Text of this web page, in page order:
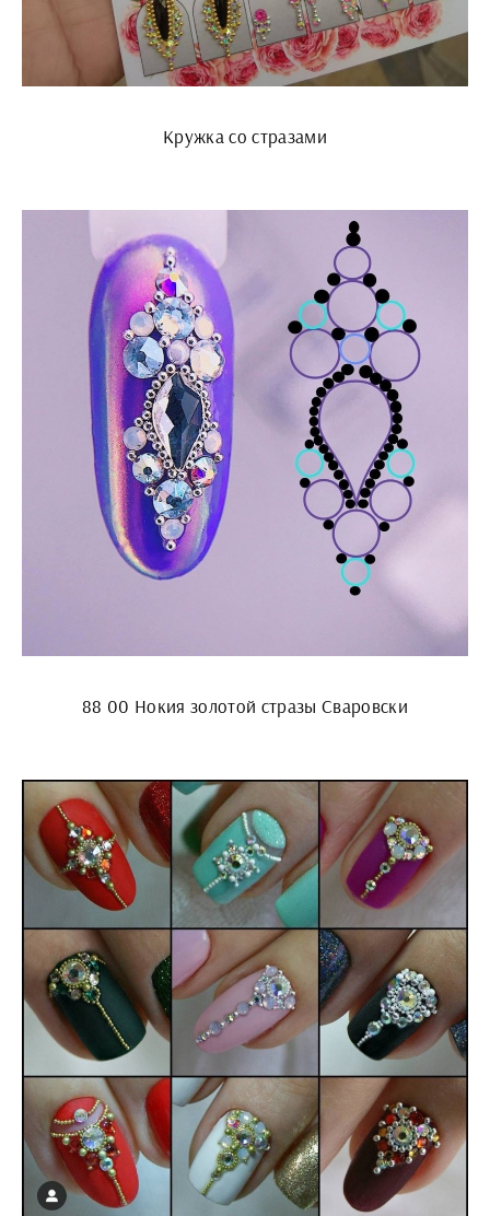
Кружка со стразами
88 00 Нокия золотой стразы Сваровски